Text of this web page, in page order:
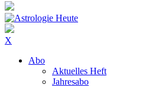
X
Abo
Aktuelles Heft
Jahresabo